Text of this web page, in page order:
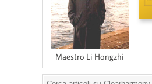
Maestro Li Hongzhi